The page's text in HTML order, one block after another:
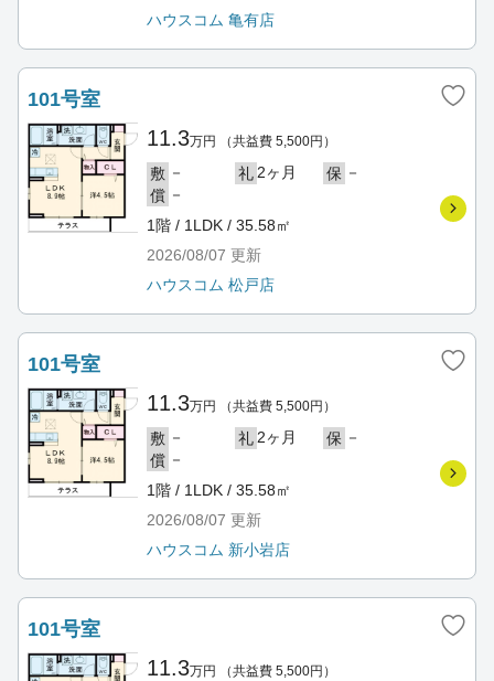
ハウスコム 亀有店
101号室
11.3万円 （共益費 5,500円）
敷 － 礼 2ヶ月 保 －
償 －
1階 / 1LDK / 35.58㎡
2026/08/07 更新
ハウスコム 松戸店
101号室
11.3万円 （共益費 5,500円）
敷 － 礼 2ヶ月 保 －
償 －
1階 / 1LDK / 35.58㎡
2026/08/07 更新
ハウスコム 新小岩店
101号室
11.3万円 （共益費 5,500円）